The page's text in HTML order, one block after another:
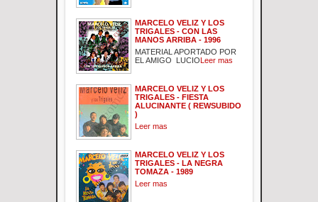
MARCELO VELIZ Y LOS
TRIGALES - CON LAS
MANOS ARRIBA - 1996
MATERIAL APORTADO POR
EL AMIGO LUCIO Leer mas
MARCELO VELIZ Y LOS
TRIGALES - FIESTA
ALUCINANTE ( REWSUBIDO
)
Leer mas
MARCELO VELIZ Y LOS
TRIGALES - LA NEGRA
TOMAZA - 1989
Leer mas